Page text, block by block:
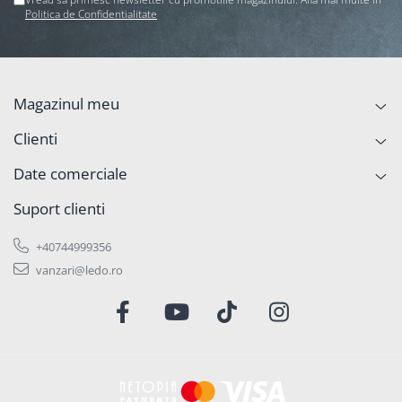
Politica de Confidentialitate
Magazinul meu
Clienti
Date comerciale
Suport clienti
+40744999356
vanzari@ledo.ro